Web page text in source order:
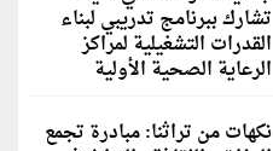
تشارك ببرنامج تدريبي لبناء
القدرات التشغيلية لمراكز
الرعاية الصحية الأولية
نكهات من تراثنا: مبادرة تجمع